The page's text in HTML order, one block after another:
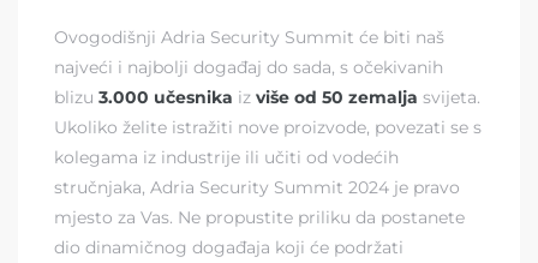
Ovogodišnji Adria Security Summit će biti naš
najveći i najbolji događaj do sada, s očekivanih
blizu 3.000 učesnika iz više od 50 zemalja svijeta.
Ukoliko želite istražiti nove proizvode, povezati se s
kolegama iz industrije ili učiti od vodećih
stručnjaka, Adria Security Summit 2024 je pravo
mjesto za Vas. Ne propustite priliku da postanete
dio dinamičnog događaja koji će podržati